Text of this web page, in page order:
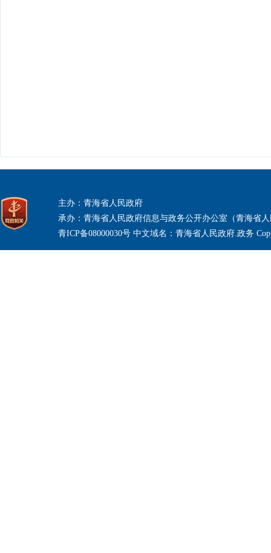
主办：青海省人民政府
承办：青海省人民政府信息与政务公开办公室（青海省
青ICP备08000030号 中文域名：青海省人民政府.政务